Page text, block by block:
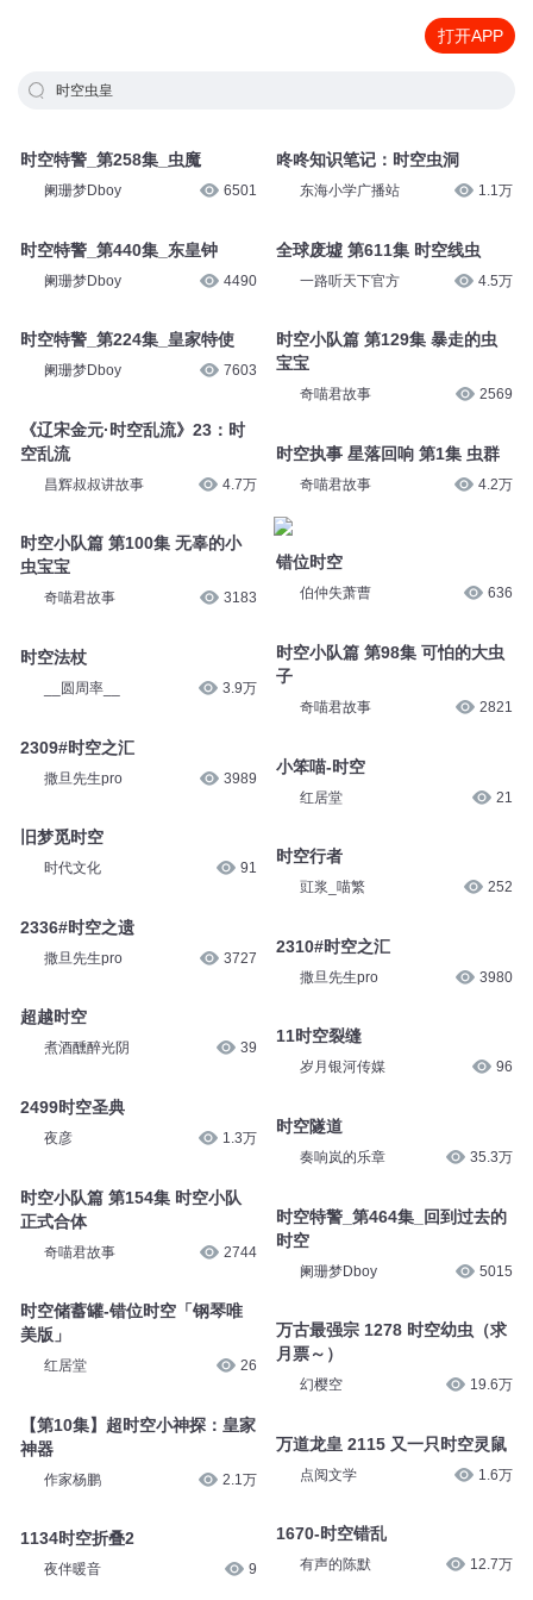
打开APP
时空虫皇
时空特警_第258集_虫魔
阑珊梦Dboy 6501
时空特警_第440集_东皇钟
阑珊梦Dboy 4490
时空特警_第224集_皇家特使
阑珊梦Dboy 7603
《辽宋金元·时空乱流》23：时
空乱流
昌辉叔叔讲故事 4.7万
时空小队篇 第100集 无辜的小
虫宝宝
奇喵君故事 3183
时空法杖
__圆周率__ 3.9万
2309#时空之汇
撒旦先生pro 3989
旧梦觅时空
时代文化 91
2336#时空之遗
撒旦先生pro 3727
超越时空
煮酒醺醉光阴 39
2499时空圣典
夜彦 1.3万
时空小队篇 第154集 时空小队
正式合体
奇喵君故事 2744
时空储蓄罐-错位时空「钢琴唯
美版」
红居堂 26
【第10集】超时空小神探：皇家
神器
作家杨鹏 2.1万
1134时空折叠2
夜伴暖音 9
咚咚知识笔记：时空虫洞
东海小学广播站 1.1万
全球废墟 第611集 时空线虫
一路听天下官方 4.5万
时空小队篇 第129集 暴走的虫
宝宝
奇喵君故事 2569
时空执事 星落回响 第1集 虫群
奇喵君故事 4.2万
错位时空
伯仲失萧曹 636
时空小队篇 第98集 可怕的大虫
子
奇喵君故事 2821
小笨喵-时空
红居堂 21
时空行者
豇浆_喵繁 252
2310#时空之汇
撒旦先生pro 3980
11时空裂缝
岁月银河传媒 96
时空隧道
奏响岚的乐章 35.3万
时空特警_第464集_回到过去的
时空
阑珊梦Dboy 5015
万古最强宗 1278 时空幼虫（求
月票～）
幻樱空 19.6万
万道龙皇 2115 又一只时空灵鼠
点阅文学 1.6万
1670-时空错乱
有声的陈默 12.7万